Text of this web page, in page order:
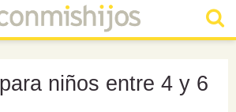
niños entre 4 y 6